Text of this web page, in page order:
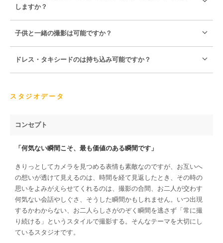
しますか？
子供と一緒の撮影は可能ですか？
ドレス・タキシードのは持ち込み可能ですか？
スタジオデータ
コンセプト
「何気ない瞬間こそ、最も価値のある瞬間です」
きりっとしてカメラを見つめる表情も素敵なのですが、お互いへ
の想いが透けて見えるのは、時間を経て見返したとき、その時の
思いをよみがえらせてくれるのは、撮影の合間、お二人が交わす
何気ない会話やしぐさ、そうした瞬間かもしれません。いつ出現
するかわからない、お二人らしさがのぞく瞬間を逃さず「常に撮
り続ける」というスタイルで撮影する。そんなテーマを大切にし
ているスタジオです。